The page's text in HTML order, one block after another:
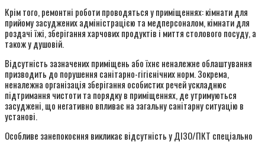
Крім того, ремонтні роботи проводяться у приміщеннях: кімнати для
прийому засуджених адміністрацією та медперсоналом, кімнати для
роздачі їжі, зберігання харчових продуктів і миття столового посуду, а
також у душовій.
Відсутність зазначених приміщень або їхнє неналежне облаштування
призводить до порушення санітарно-гігієнічних норм. Зокрема,
неналежна організація зберігання особистих речей ускладнює
підтримання чистоти та порядку в приміщеннях, де утримуються
засуджені, що негативно впливає на загальну санітарну ситуацію в
установі.
Особливе занепокоєння викликає відсутність у ДІЗО/ПКТ спеціально